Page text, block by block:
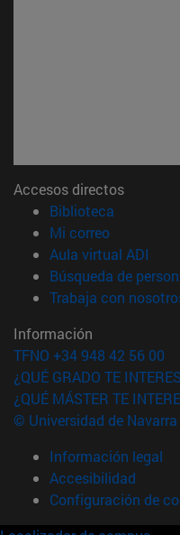
Accesos directos
Biblioteca
Mi correo(abre en
Aula virtual ADI
Búsqueda de
Trabaja con
Información
TFNO +34 948 42 56 00
¿QUÉ GRADO TE
¿QUÉ MÁSTER TE
© Universidad de Navarra
Información legal
Accesibilidad
Configuración de